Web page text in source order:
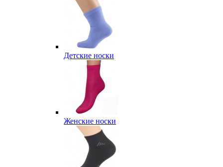
Детские носки
Женские носки